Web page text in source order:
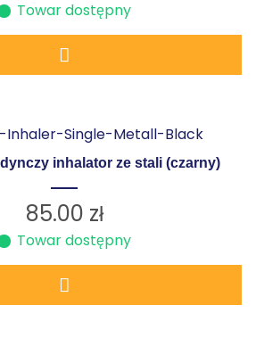
Towar dostępny
inhalator ze stali (czarny)
85.00 zł
Towar dostępny